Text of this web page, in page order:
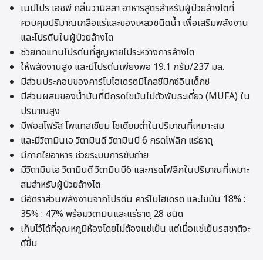
เนปโปร เอชพี กลิ่นวานิลลา อาหารสูตรสำหรับผู้ป่วยล้างไตที่
ควบคุมปริมาณเกลือแร่และของเหลวชนิดน้ำ เพื่อเสริมพลังงาน
และโปรตีนในผู้ป่วยล้างไต
ช่วยทดแทนโปรตีนที่สูญหายไประหว่างการล้างไต
ให้พลังงานสูง และมีโปรตีนเพียงพอ 19.1 กรัม/237 มล.
มีส่วนประกอบของคาร์โบไฮเดรตมีไกลซีมิกซ์อินเด็กซ์
มีส่วนผสมของน้ำมันที่มีกรดไขมันไม่ตัวพันธะเดี่ยว (MUFA) ใน
ปริมาณสูง
มีฟอสโฟรัส โพแทสเซียม โซเดียมต่ำในปริมาณที่เหมาะสม
และมีวิตามินเอ วิตามินดี วิตามินบี 6 กรดโฟลิก แร่ธาตุ
มีกากใยอาหาร ช่วยระบบการขับถ่าย
มีวิตามินเอ วิตามินดี วิตามินบี6 และกรดโฟลิกในปริมาณที่เหมาะ
สมสำหรับผู้ป่วยล้างไต
มีอัตราส่วนพลังงานจากโปรตีน คาร์โบไฮเดรต และไขมัน 18% :
35% : 47% พร้อมวิตามินและแร่ธาตุ 28 ชนิด
เก็บไว้ได้ที่อุณหภูมิห้องโดยไม่ต้องแช่เย็น แต่เมื่อแช่เย็นรสชาติจะ
ดีขึ้น